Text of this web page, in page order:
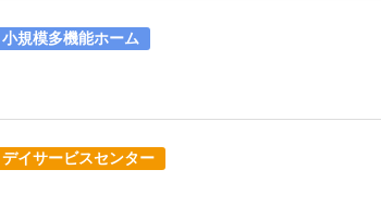
小規模多機能ホーム
デイサービスセンター